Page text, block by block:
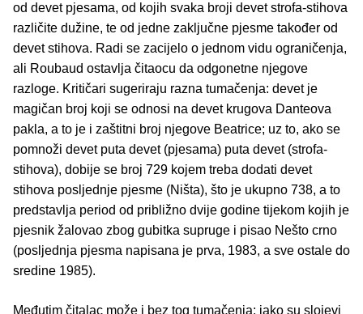
od devet pjesama, od kojih svaka broji devet strofa-stihova
različite dužine, te od jedne zaključne pjesme također od
devet stihova. Radi se zacijelo o jednom vidu ograničenja,
ali Roubaud ostavlja čitaocu da odgonetne njegove
razloge. Kritičari sugeriraju razna tumačenja: devet je
magičan broj koji se odnosi na devet krugova Danteova
pakla, a to je i zaštitni broj njegove Beatrice; uz to, ako se
pomnoži devet puta devet (pjesama) puta devet (strofa-
stihova), dobije se broj 729 kojem treba dodati devet
stihova posljednje pjesme (Ništa), što je ukupno 738, a to
predstavlja period od približno dvije godine tijekom kojih je
pjesnik žalovao zbog gubitka supruge i pisao Nešto crno
(posljednja pjesma napisana je prva, 1983, a sve ostale do
sredine 1985).
Međutim čitalac može i bez tog tumačenja: iako su slojevi